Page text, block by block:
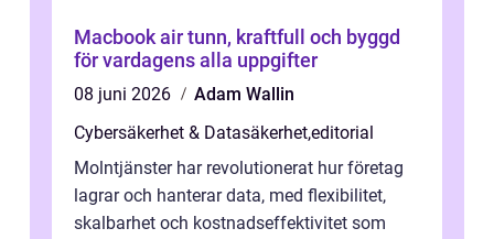
Macbook air tunn, kraftfull och byggd
för vardagens alla uppgifter
08 juni 2026
Adam Wallin
Cybersäkerhet & Datasäkerhet,editorial
Molntjänster har revolutionerat hur företag
lagrar och hanterar data, med flexibilitet,
skalbarhet och kostnadseffektivitet som